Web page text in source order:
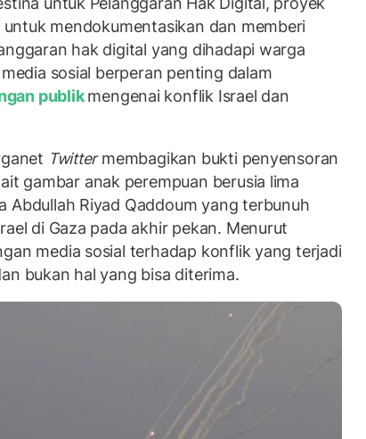
untuk mendokumentasikan dan memberi
hak digital yang dihadapi warga
sosial berperan penting dalam
publikmengenai konflik Israel dan
Twittermembagikan bukti penyensoran
gambar anak perempuan berusia lima
Abdullah Riyad Qaddoum yang terbunuh
di Gaza pada akhir pekan. Menurut
media sosial terhadap konflik yang terjadi
bukan hal yang bisa diterima.